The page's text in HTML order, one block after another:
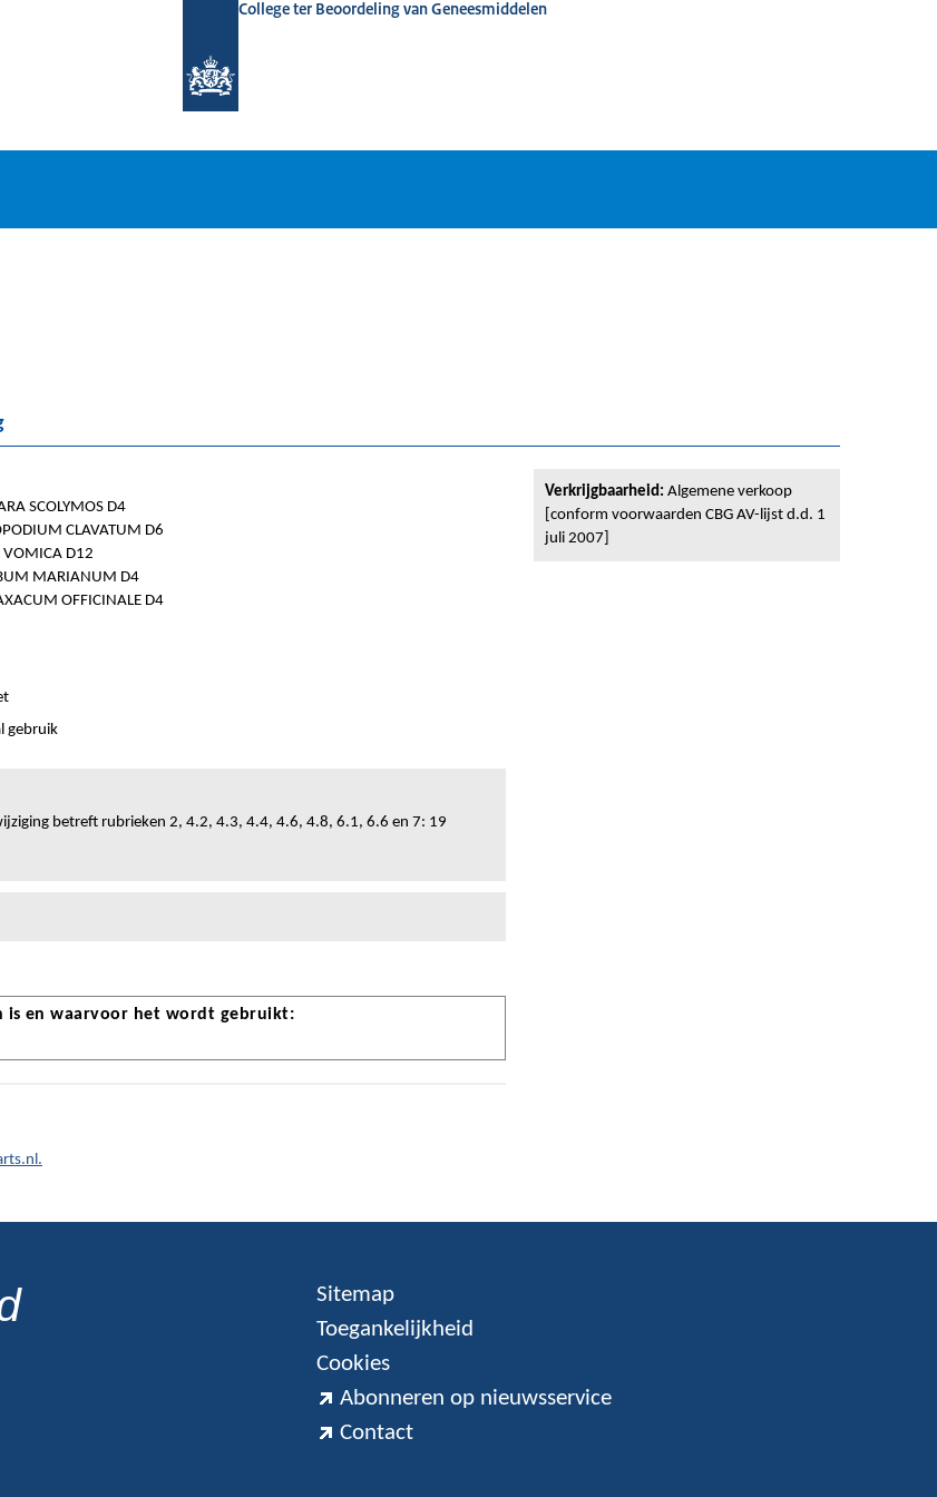
College ter Beoordeling van Geneesmiddelen
SCOLYMOS D4
CLAVATUM D6
VOMICA D12
MARIANUM D4
OFFICINALE D4
gebruik
betreft rubrieken 2, 4.2, 4.3, 4.4, 4.6, 4.8, 6.1, 6.6 en 7: 19
en waarvoor het wordt gebruikt:
Verkrijgbaarheid: Algemene verkoop
[conform voorwaarden CBG AV-lijst d.d. 1
juli 2007]
Sitemap
Toegankelijkheid
Cookies
Abonneren op nieuwsservice
Contact